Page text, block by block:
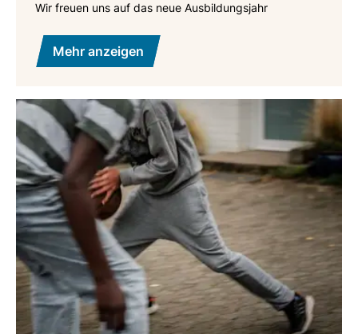
Wir freuen uns auf das neue Ausbildungsjahr
Mehr anzeigen